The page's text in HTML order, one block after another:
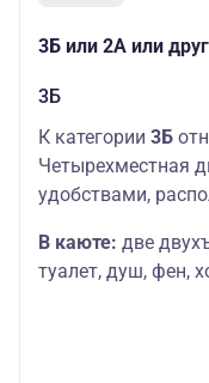
3Б или 2А или
3Б
К категории 3Б
Четырехместная
удобствами,
В каюте: две
туалет, душ, фен,